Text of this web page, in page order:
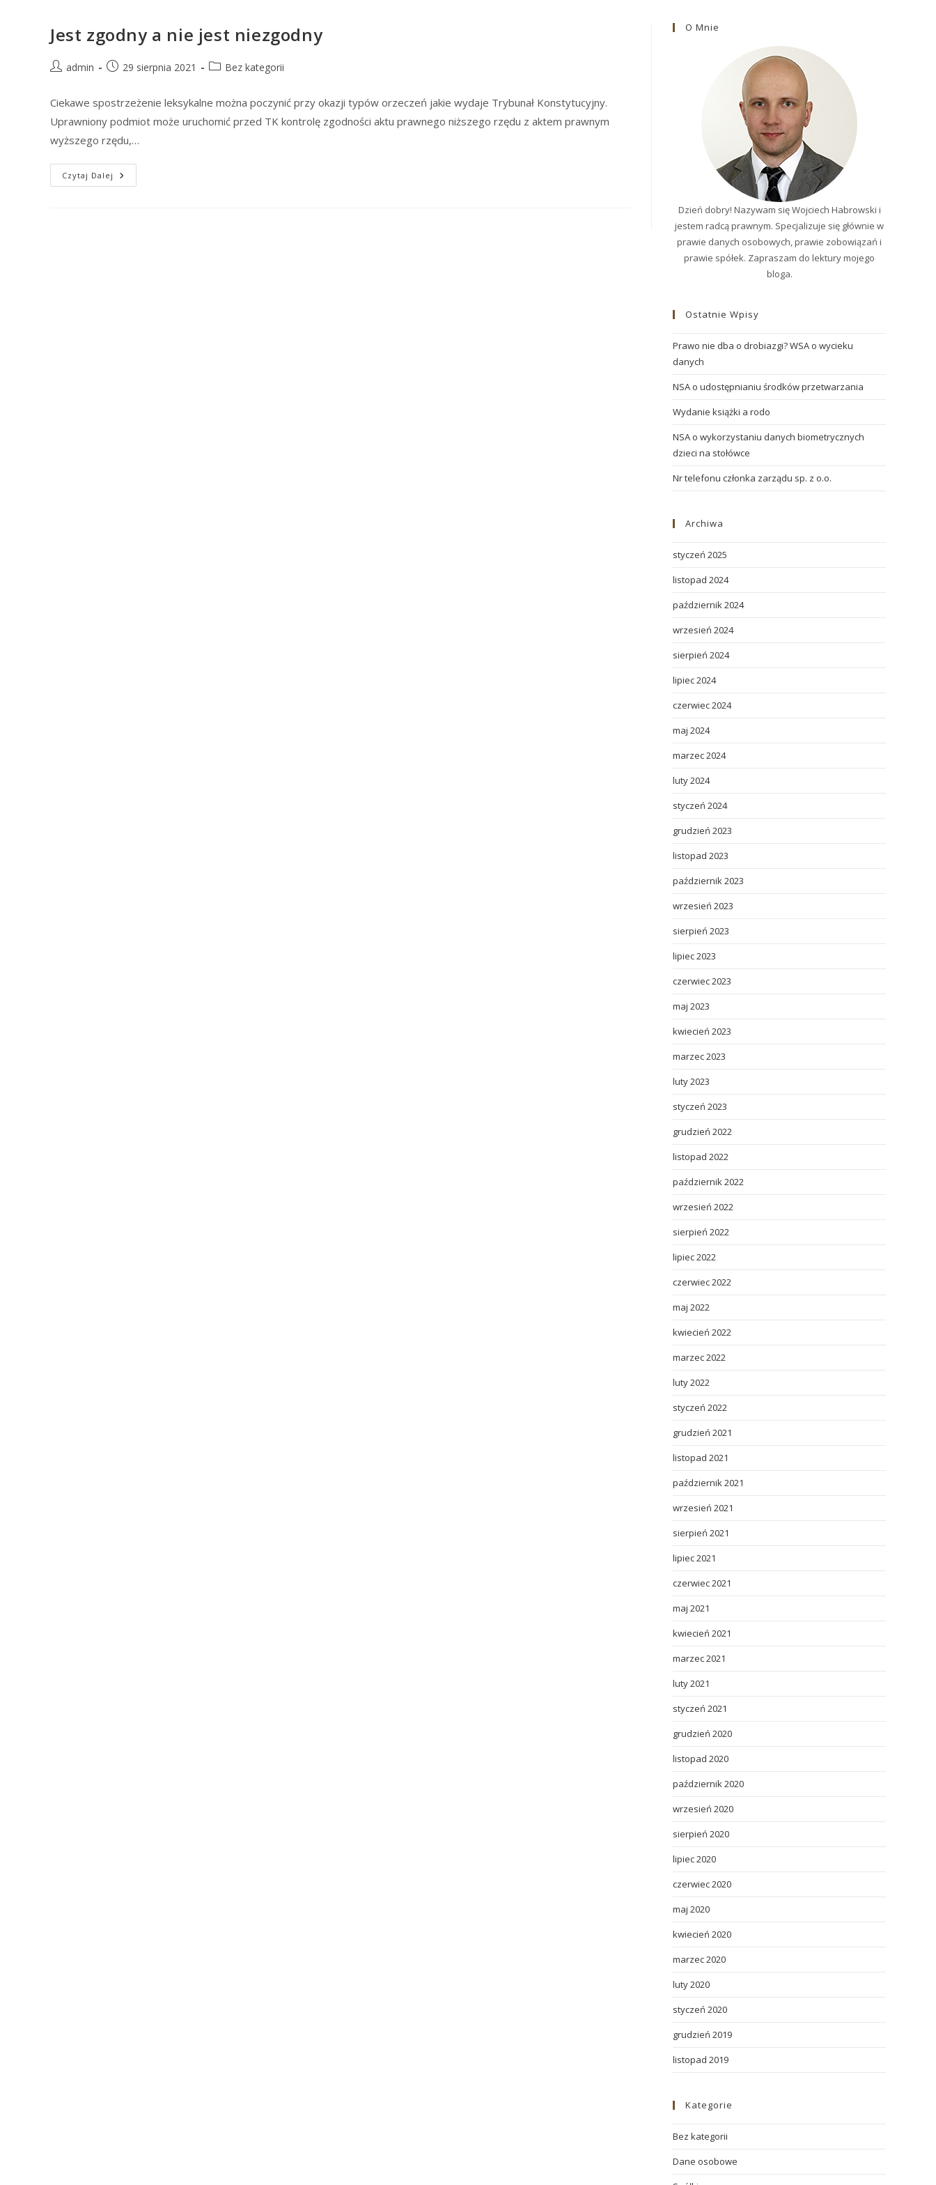
Jest zgodny a nie jest niezgodny
Postadmin
Post29 sierpnia 2021
PostBez kategorii
Ciekawe spostrzeżenie leksykalne można poczynić przy okazji typów orzeczeń jakie wydaje Trybunał Konstytucyjny.
Uprawniony podmiot może uruchomić przed TK kontrolę zgodności aktu prawnego niższego rzędu z aktem prawnym
wyższego rzędu,…
Czytaj Dalej Jest
Zgodny
O Mnie
Dzień dobry! Nazywam się Wojciech Habrowski i
jestem radcą prawnym. Specjalizuje się głównie w
prawie danych osobowych, prawie zobowiązań i
prawie spółek. Zapraszam do lektury mojego
bloga.
Ostatnie Wpisy
Prawo nie dba o drobiazgi? WSA o wycieku
danych
NSA o udostępnianiu środków przetwarzania
Wydanie książki a rodo
NSA o wykorzystaniu danych biometrycznych
dzieci na stołówce
Nr telefonu członka zarządu sp. z o.o.
Archiwa
styczeń 2025
listopad 2024
październik 2024
wrzesień 2024
sierpień 2024
lipiec 2024
czerwiec 2024
maj 2024
marzec 2024
luty 2024
styczeń 2024
grudzień 2023
listopad 2023
październik 2023
wrzesień 2023
sierpień 2023
lipiec 2023
czerwiec 2023
maj 2023
kwiecień 2023
marzec 2023
luty 2023
styczeń 2023
grudzień 2022
listopad 2022
październik 2022
wrzesień 2022
sierpień 2022
lipiec 2022
czerwiec 2022
maj 2022
kwiecień 2022
marzec 2022
luty 2022
styczeń 2022
grudzień 2021
listopad 2021
październik 2021
wrzesień 2021
sierpień 2021
lipiec 2021
czerwiec 2021
maj 2021
kwiecień 2021
marzec 2021
luty 2021
styczeń 2021
grudzień 2020
listopad 2020
październik 2020
wrzesień 2020
sierpień 2020
lipiec 2020
czerwiec 2020
maj 2020
kwiecień 2020
marzec 2020
luty 2020
styczeń 2020
grudzień 2019
listopad 2019
Kategorie
Bez kategorii
Dane osobowe